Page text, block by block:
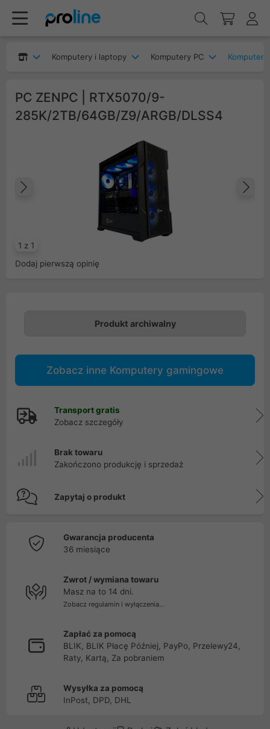
Komputery i laptopy Komputery PC
PC ZENPC | RTX5070/9-
285K/2TB/64GB/Z9/ARGB/DLSS4
1 z 1
Poprzedni
Dodaj pierwszą opinię
Produkt archiwalny
Zobacz inne Komputery gamingowe
Transport gratis
Zobacz szczegóły
Brak towaru
Zakończono produkcję i sprzedaż
Zapytaj o produkt
Gwarancja producenta
36 miesiące
Zwrot / wymiana towaru
Masz na to 14 dni.
Zobacz regulamin i wyłączenia...
Zapłać za pomocą
BLIK, BLIK Płacę Później, PayPo, Przelewy24,
Raty, Kartą, Za pobraniem
Wysyłka za pomocą
InPost, DPD, DHL